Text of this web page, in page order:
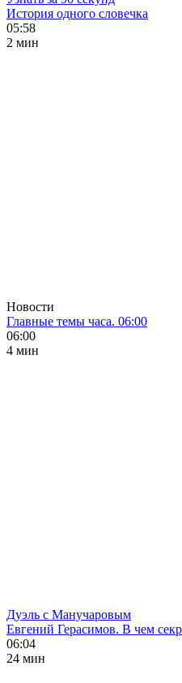
История одного словечка
05:58
2 мин
Новости
Главные темы часа. 06:00
06:00
4 мин
Дуэль с Манучаровым
Евгений Герасимов. В чем
06:04
24 мин